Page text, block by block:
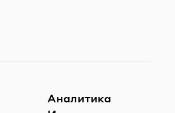
Аналитика